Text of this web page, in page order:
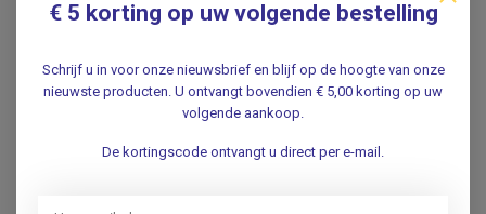
€ 5 korting op uw volgende bestelling
Schrijf u in voor onze nieuwsbrief en blijf op de hoogte van onze
nieuwste producten. U ontvangt bovendien € 5,00 korting op uw
volgende aankoop.
De kortingscode ontvangt u direct per e-mail.